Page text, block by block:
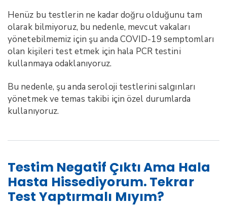
Henüz bu testlerin ne kadar doğru olduğunu tam
olarak bilmiyoruz, bu nedenle, mevcut vakaları
yönetebilmemiz için şu anda COVID-19 semptomları
olan kişileri test etmek için hala PCR testini
kullanmaya odaklanıyoruz.
Bu nedenle, şu anda seroloji testlerini salgınları
yönetmek ve temas takibi için özel durumlarda
kullanıyoruz.
Testim Negatif Çıktı Ama Hala
Hasta Hissediyorum. Tekrar
Test Yaptırmalı Mıyım?